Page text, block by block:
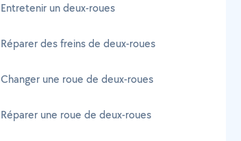
Entretenir un deux-roues
Réparer des freins de deux-roues
Changer une roue de deux-roues
Réparer une roue de deux-roues